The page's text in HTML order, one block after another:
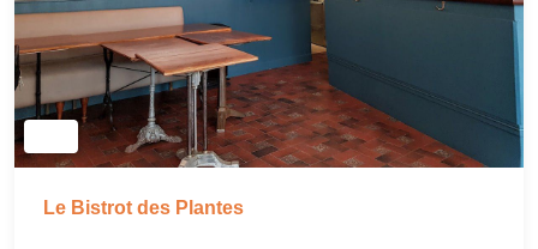
Le Bistrot des Plantes